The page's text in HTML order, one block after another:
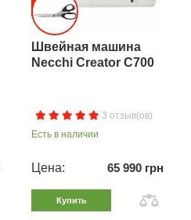
Швейная машина
Necchi Creator C700
3 отзыв(ов)
Есть в наличии
Цена: 65 990 грн
Купить